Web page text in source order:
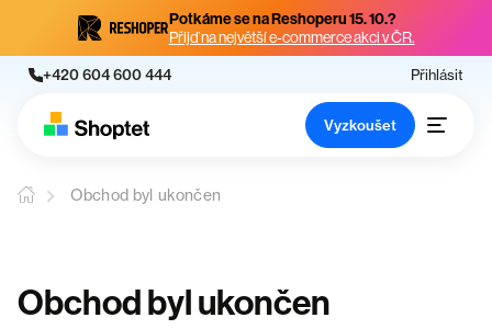
Potkáme se na Reshoperu 15. 10.?
Přijď na největší e-commerce akci v ČR.
+420 604 600 444 Přihlásit
Vyzkoušet
Obchod byl ukončen
Obchod byl ukončen